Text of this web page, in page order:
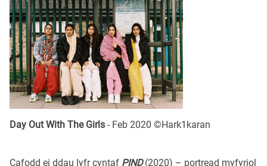
Day Out With The Girls - Feb 2020 ©Hark1karan
Cafodd ei ddau lyfr cyntaf PIND(2020) – portread myfyriol